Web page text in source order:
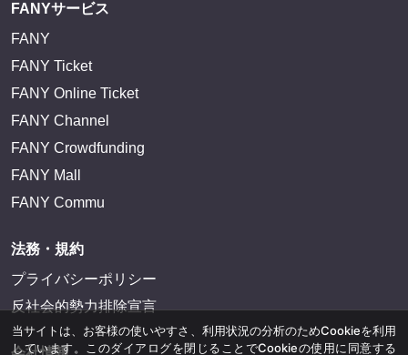
FANYサービス
FANY
FANY Ticket
FANY Online Ticket
FANY Channel
FANY Crowdfunding
FANY Mall
FANY Commu
法務・規約
プライバシーポリシー
反社会的勢力排除宣言
当サイトは、お客様の使いやすさ、利用状況の分析のためCookieを利用
しています。このダイアログを閉じることでCookieの使用に同意する